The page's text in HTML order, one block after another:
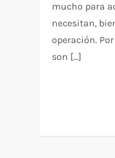
mucho para
necesitan,
operación.
son […]